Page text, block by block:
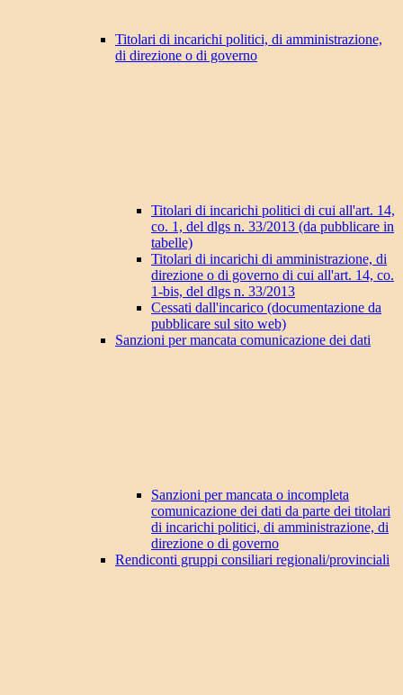
Titolari di incarichi politici, di amministrazione,
di direzione o di governo
Titolari di incarichi politici di cui all'art. 14,
co. 1, del dlgs n. 33/2013 (da pubblicare in
tabelle)
Titolari di incarichi di amministrazione, di
direzione o di governo di cui all'art. 14, co.
1-bis, del dlgs n. 33/2013
Cessati dall'incarico (documentazione da
pubblicare sul sito web)
Sanzioni per mancata comunicazione dei dati
Sanzioni per mancata o incompleta
comunicazione dei dati da parte dei titolari
di incarichi politici, di amministrazione, di
direzione o di governo
Rendiconti gruppi consiliari regionali/provinciali